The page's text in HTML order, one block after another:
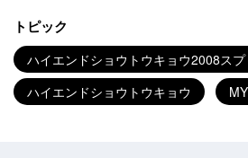
トピック
ハイエンドショウトウキョウ2008ス
ハイエンドショウトウキョウ